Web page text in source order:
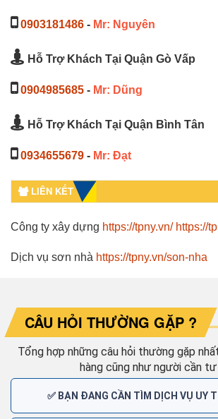
0903181486 - Mr: Nguyên
Hỗ Trợ Khách Tại Quận Gò Vấp
0904985685 - Mr: Dũng
Hỗ Trợ Khách Tại Quận Bình Tân
0934655679 - Mr: Đạt
LIÊN KẾT
Công ty xây dựng https://tpny.vn/ https://
Dịch vụ sơn nhà https://tpny.vn/son-nha
CÂU HỎI THƯỜNG GẶP ?
Tổng hợp những câu hỏi thường gặp
hàng cũng như người cần
✅ BẠN ĐANG CẦN TÌM DỊCH VỤ UY